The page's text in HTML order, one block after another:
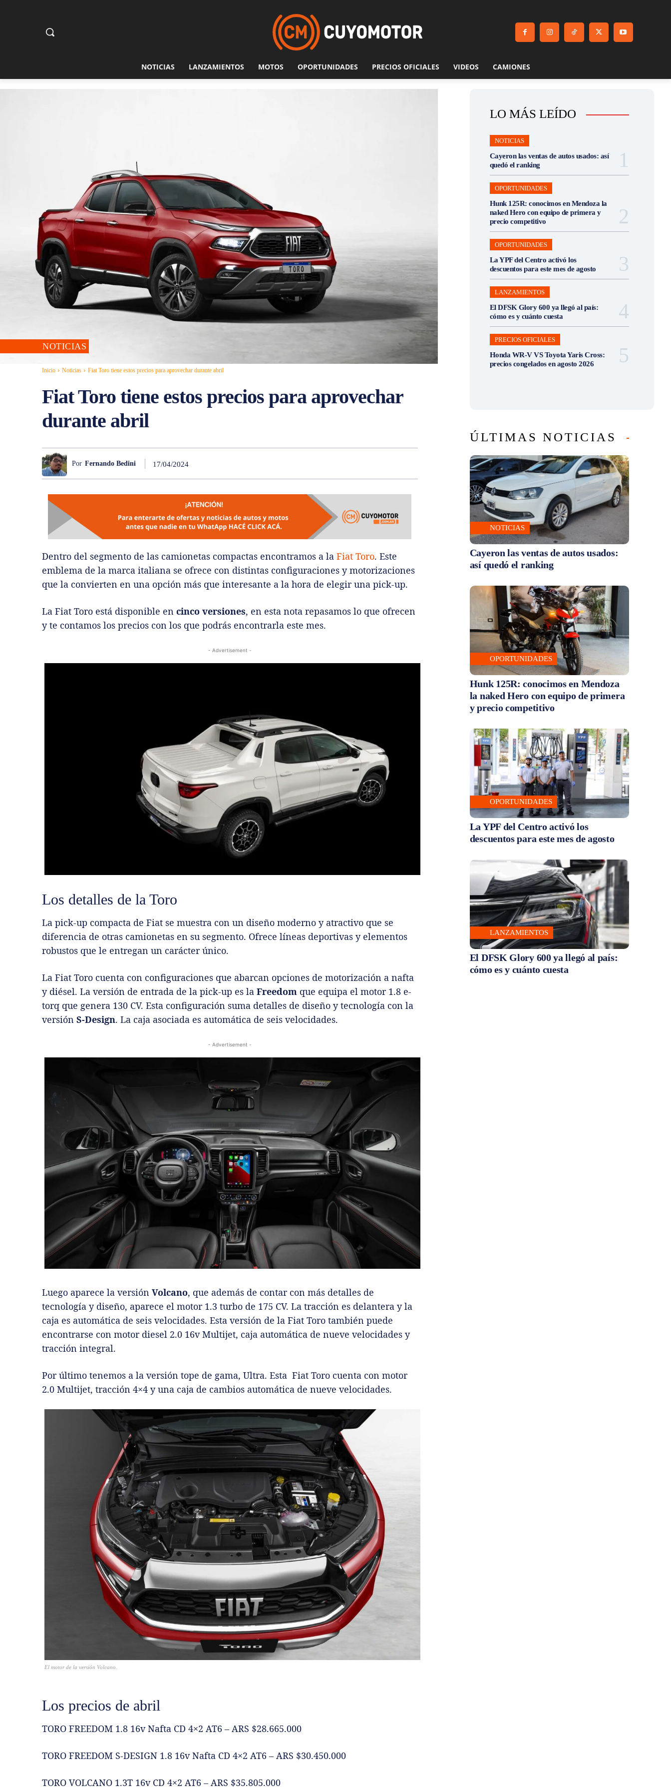
NOTICIAS LANZAMIENTOS MOTOS OPORTUNIDADES PRECIOS OFICIALES VIDEOS CAMIONES
NOTICIAS
Inicio Noticias Fiat Toro tiene estos precios para aprovechar durante abril
Fiat Toro tiene estos precios para aprovechar
durante abril
Por Fernando Bedini 17/04/2024
Dentro del segmento de las camionetas compactas encontramos a la Fiat Toro. Este
emblema de la marca italiana se ofrece con distintas configuraciones y motorizaciones
que la convierten en una opción más que interesante a la hora de elegir una pick-up.
La Fiat Toro está disponible en cinco versiones, en esta nota repasamos lo que ofrecen
y te contamos los precios con los que podrás encontrarla este mes.
- Advertisement -
Los detalles de la Toro
La pick-up compacta de Fiat se muestra con un diseño moderno y atractivo que se
diferencia de otras camionetas en su segmento. Ofrece líneas deportivas y elementos
robustos que le entregan un carácter único.
La Fiat Toro cuenta con configuraciones que abarcan opciones de motorización a nafta
y diésel. La versión de entrada de la pick-up es la Freedom que equipa el motor 1.8 e-
torq que genera 130 CV. Esta configuración suma detalles de diseño y tecnología con la
versión S-Design. La caja asociada es automática de seis velocidades.
- Advertisement -
Luego aparece la versión Volcano, que además de contar con más detalles de
tecnología y diseño, aparece el motor 1.3 turbo de 175 CV. La tracción es delantera y la
caja es automática de seis velocidades. Esta versión de la Fiat Toro también puede
encontrarse con motor diesel 2.0 16v Multijet, caja automática de nueve velocidades y
tracción integral.
Por último tenemos a la versión tope de gama, Ultra. Esta Fiat Toro cuenta con motor
2.0 Multijet, tracción 4×4 y una caja de cambios automática de nueve velocidades.
El motor de la versión Volcano.
Los precios de abril
TORO FREEDOM 1.8 16v Nafta CD 4×2 AT6 – ARS $28.665.000
TORO FREEDOM S-DESIGN 1.8 16v Nafta CD 4×2 AT6 – ARS $30.450.000
TORO VOLCANO 1.3T 16v CD 4×2 AT6 – ARS $35.805.000
LO MÁS LEÍDO
NOTICIAS
Cayeron las ventas de autos usados: así
quedó el ranking
OPORTUNIDADES
Hunk 125R: conocimos en Mendoza la
naked Hero con equipo de primera y
precio competitivo
OPORTUNIDADES
La YPF del Centro activó los
descuentos para este mes de agosto
LANZAMIENTOS
El DFSK Glory 600 ya llegó al país:
cómo es y cuánto cuesta
PRECIOS OFICIALES
Honda WR-V VS Toyota Yaris Cross:
precios congelados en agosto 2026
ÚLTIMAS NOTICIAS
NOTICIAS
Cayeron las ventas de autos usados:
así quedó el ranking
OPORTUNIDADES
Hunk 125R: conocimos en Mendoza
la naked Hero con equipo de primera
y precio competitivo
OPORTUNIDADES
La YPF del Centro activó los
descuentos para este mes de agosto
LANZAMIENTOS
El DFSK Glory 600 ya llegó al país:
cómo es y cuánto cuesta